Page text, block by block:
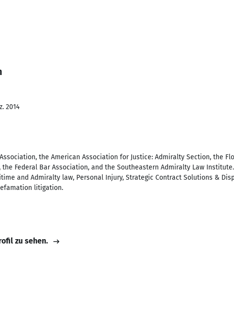
2014
the American Association for Justice: Admiralty Section, the
Federal Bar Association, and the Southeastern Admiralty Law
and Admiralty law, Personal Injury, Strategic Contract Solutions &
litigation.
zu sehen.